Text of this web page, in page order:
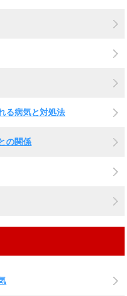
る病気と対処法
の関係